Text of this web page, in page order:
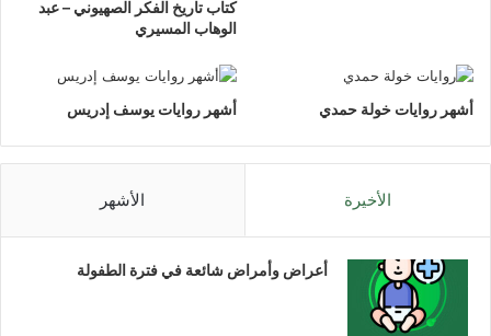
كتاب تاريخ الفكر الصهيوني – عبد
الوهاب المسيري
أشهر روايات خولة حمدي أشهر روايات يوسف إدريس
الأخيرة الأشهر
أعراض وأمراض شائعة في فترة الطفولة